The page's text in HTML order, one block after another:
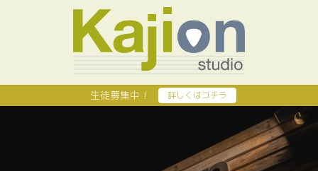
生徒募集中！ 詳しくはコチラ